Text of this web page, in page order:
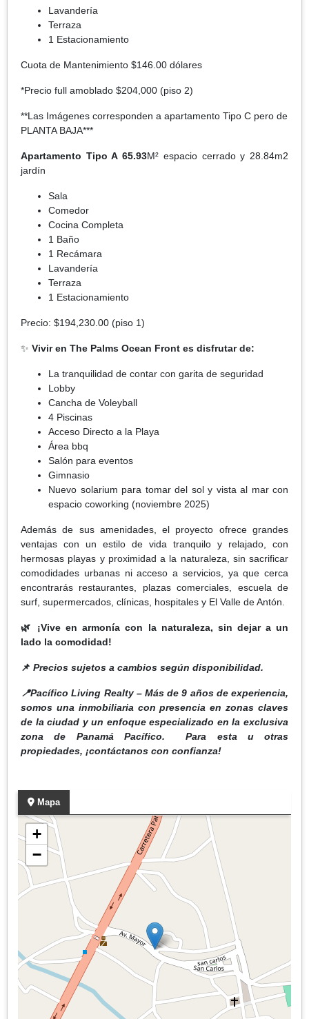
Lavandería
Terraza
1 Estacionamiento
Cuota de Mantenimiento $146.00 dólares
*Precio full amoblado $204,000 (piso 2)
**Las Imágenes corresponden a apartamento Tipo C pero de
PLANTA BAJA***
Apartamento Tipo A 65.93M² espacio cerrado y 28.84m2
jardín
Sala
Comedor
Cocina Completa
1 Baño
1 Recámara
Lavandería
Terraza
1 Estacionamiento
Precio: $194,230.00 (piso 1)
✨ Vivir en The Palms Ocean Front es disfrutar de:
La tranquilidad de contar con garita de seguridad
Lobby
Cancha de Voleyball
4 Piscinas
Acceso Directo a la Playa
Área bbq
Salón para eventos
Gimnasio
Nuevo solarium para tomar del sol y vista al mar con
espacio coworking (noviembre 2025)
Además de sus amenidades, el proyecto ofrece grandes
ventajas con un estilo de vida tranquilo y relajado, con
hermosas playas y proximidad a la naturaleza, sin sacrificar
comodidades urbanas ni acceso a servicios, ya que cerca
encontrarás restaurantes, plazas comerciales, escuela de
surf, supermercados, clínicas, hospitales y El Valle de Antón.
🌿 ¡Vive en armonía con la naturaleza, sin dejar a un
lado la comodidad!
📌 Precios sujetos a cambios según disponibilidad.
📍Pacífico Living Realty – Más de 9 años de experiencia,
somos una inmobiliaria con presencia en zonas claves
de la ciudad y un enfoque especializado en la exclusiva
zona de Panamá Pacífico. Para esta u otras
propiedades, ¡contáctanos con confianza!
Mapa
+
−